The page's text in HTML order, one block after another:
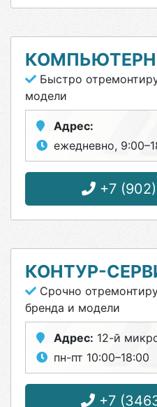
Быстро
модели
Адрес:
ежедневно,
+7 (902)
КОНТУР-
Срочно
бренда и модели
Адрес: 12-й
пн-пт 10:00–18:00
+7